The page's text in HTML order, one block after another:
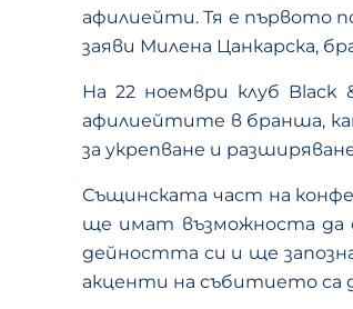
афилиейти. Тя е първото
заяви Милена Цанкарска,
На 22 ноември клуб
афилиейтите в бранша,
за укрепване и
Същинската част на
ще имат възможноста да
дейността си и ще
акценти на събитието са